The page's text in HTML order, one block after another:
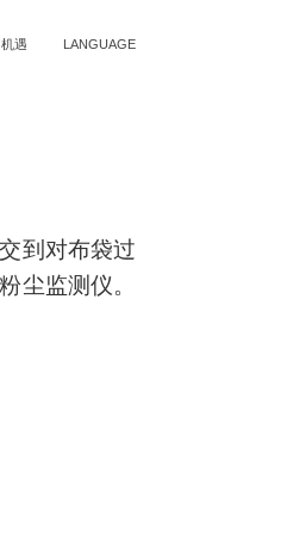
机遇 LANGUAGE
到对布袋过
粉尘监测仪。